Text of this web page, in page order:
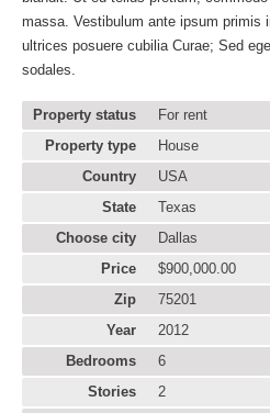
massa. Vestibulum ante ipsum primis
ultrices posuere cubilia Curae; Sed
sodales.
Property status
For rent
Property type
House
Country
USA
State
Texas
Choose city
Dallas
Price
$900,000.00
Zip
75201
Year
2012
Bedrooms
6
Stories
2